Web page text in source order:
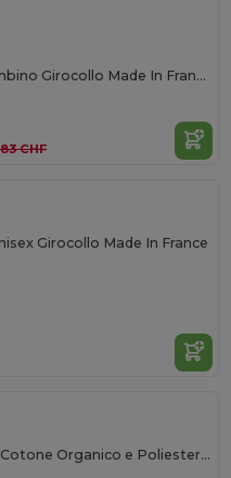
Lou T Shirt Bambino Girocollo Made In France
CHF
Girocollo Made In France
Felpa Unisex in Cotone Organico e Poliestere Riciclato